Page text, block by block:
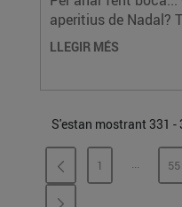
aperitius de Nadal?
LLEGIR MÉS
S'estan mostrant 331 -
PÀGINA
1 ... 55